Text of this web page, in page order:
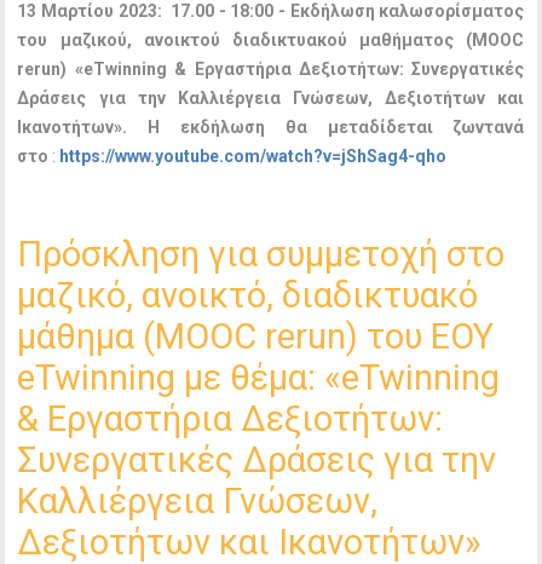
13 Μαρτίου 2023: 17.00 - 18:00 - Εκδήλωση καλωσορίσματος
του μαζικού, ανοικτού διαδικτυακού μαθήματος (MOOC
rerun) «eTwinning & Εργαστήρια Δεξιοτήτων: Συνεργατικές
Δράσεις για την Καλλιέργεια Γνώσεων, Δεξιοτήτων και
Ικανοτήτων». Η εκδήλωση θα μεταδίδεται ζωντανά
στο : https://www.youtube.com/watch?v=jShSag4-qho
Πρόσκληση για συμμετοχή στο
μαζικό, ανοικτό, διαδικτυακό
μάθημα (ΜΟΟC rerun) του ΕΟΥ
eTwinning με θέμα: «eTwinning
& Eργαστήρια Δεξιοτήτων:
Συνεργατικές Δράσεις για την
Καλλιέργεια Γνώσεων,
Δεξιοτήτων και Ικανοτήτων»